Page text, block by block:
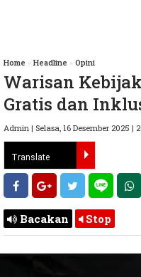
Home » Headline » Opini
Warisan
Gratis dan
Admin | Selasa, 16 Desember 2025 |
Bacakan Stop